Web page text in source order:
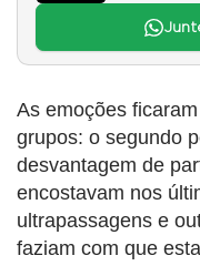
As emoções
grupos: o segundo
desvantagem de
encostavam nos
ultrapassagens e
faziam com que